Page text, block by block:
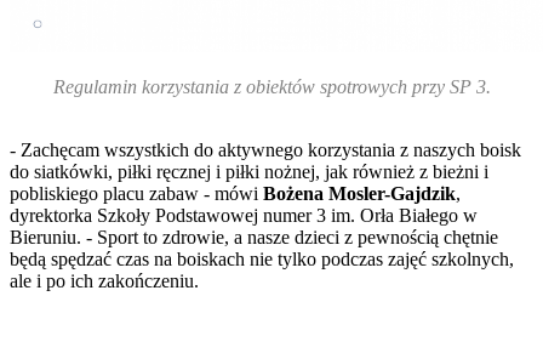
Regulamin korzystania z obiektów spotrowych przy SP 3.
- Zachęcam wszystkich do aktywnego korzystania z naszych boisk
do siatkówki, piłki ręcznej i piłki nożnej, jak również z bieżni i
pobliskiego placu zabaw - mówi Bożena Mosler-Gajdzik,
dyrektorka Szkoły Podstawowej numer 3 im. Orła Białego w
Bieruniu. - Sport to zdrowie, a nasze dzieci z pewnością chętnie
będą spędzać czas na boiskach nie tylko podczas zajęć szkolnych,
ale i po ich zakończeniu.